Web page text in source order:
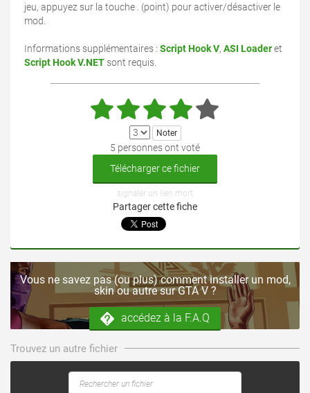
jeu, appuyez sur la touche . (point) pour activer/désactiver le
mod.
Informations supplémentaires : Script Hook V, ASI Loaderet
Script Hook V.NET sont requis.
5 personnes ont voté
Télécharger ce fichier
signaler un lien mort
Partager cette fiche
Vous ne savez pas (ou plus) comment installer un mod,
skin ou autre sur GTA V ?
accédez à la F.A.Q
Trouvez un autre fichier